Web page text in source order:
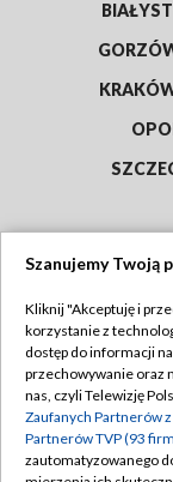
Abonament
Emisja w TVP
Centrum
Szanujemy Twoją
Kliknij "Akceptuję i
korzystanie z
dostęp do informacji
przechowywanie oraz
nas, czyli Telewizję
Zaufanych Partnerów
Partnerów TVP (93
zautomatyzowanego